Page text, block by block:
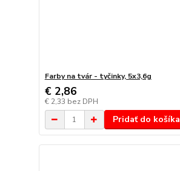
Farby na tvár - tyčinky, 5x3,6g
€ 2,86
€ 2,33 bez DPH
Pridať do košíka